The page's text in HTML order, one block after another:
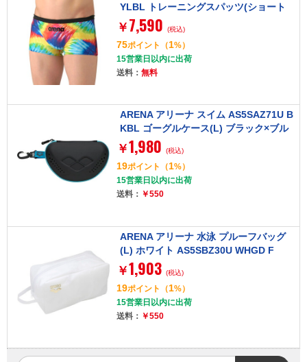
YLBL トレーニングスパッツ(ショート
レッグ) イエロー×ブルー Mサイズ TOU
GHSUIT (タフスーツ) [練習用水着]
￥ 7,590 (税込)
75ポイント （1%）
15営業日以内に出荷
送料： 無料
ARENA アリーナ スイム AS5SAZ71U B
KBL ゴーグルケース(L) ブラック×ブル
ー Fサイズ
￥1,980 (税込)
19ポイント （1%）
15営業日以内に出荷
送料： ￥550
ARENA アリーナ 水泳 プルーフバッグ
(L) ホワイト AS5SBZ30U WHGD F
￥1,903 (税込)
19ポイント （1%）
15営業日以内に出荷
送料： ￥550